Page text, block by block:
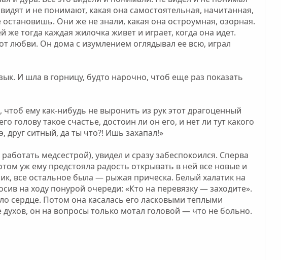
и не понимают, какая она самостоятельная, начитанная,
Они же не знали, какая она остроумная, озорная.
тогда каждая жилочка живет и играет, когда она идет.
любви. Он дома с изумлением оглядывал ее всю, играл
И шла в горницу, будто нарочно, чтоб еще раз показать
ему как-нибудь не выронить из рук этот драгоценный
такое счастье, достоин ли он его, и нет ли тут какого
друг ситный, да ты что?! Ишь захапал!»
медсестрой), увидел и сразу забеспокоился. Сперва
уж ему предстояла радость открывать в ней все новые и
все остальное была — рыжая прическа. Белый халатик на
на ходу понурой очереди: «Кто на перевязку — заходите».
сердце. Потом она касалась его ласковыми теплыми
он на вопросы только мотал головой — что не больно.